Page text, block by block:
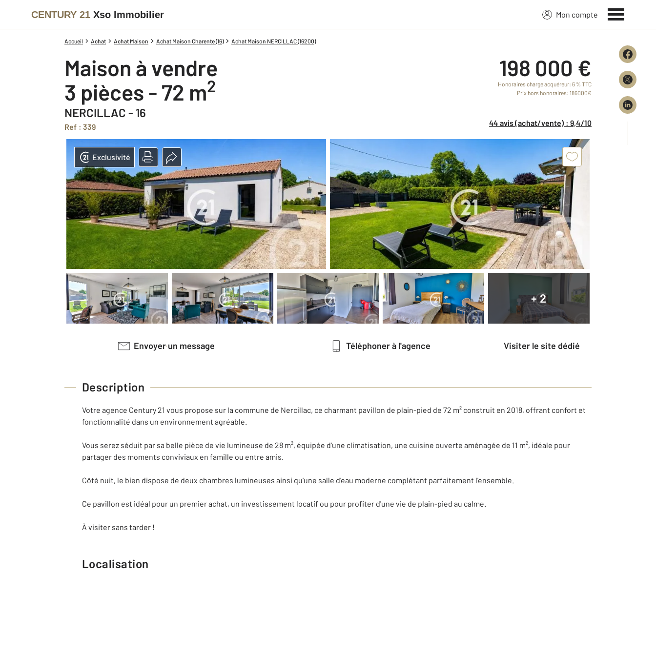
CENTURY 21 Xso Immobilier Mon compte
Accueil Achat Achat Maison Achat Maison Charente (16) Achat Maison NERCILLAC (16200)
Maison à vendre
3 pièces - 72 m2
NERCILLAC - 16
Ref : 339
198 000 €
Honoraires charge acquéreur: 6 % TTC
Prix hors honoraires: 186000€
44 avis (achat/vente) : 9,4/10
+ 2
Exclusivité
Envoyer un message Téléphoner à l'agence Visiter le site dédié
Description
Votre agence Century 21 vous propose sur la commune de Nercillac, ce charmant pavillon de plain-pied de 72 m² construit en 2018, offrant confort et
fonctionnalité dans un environnement agréable.
Vous serez séduit par sa belle pièce de vie lumineuse de 28 m², équipée d'une climatisation, une cuisine ouverte aménagée de 11 m², idéale pour
partager des moments conviviaux en famille ou entre amis.
Côté nuit, le bien dispose de deux chambres lumineuses ainsi qu'une salle d'eau moderne complétant parfaitement l'ensemble.
Ce pavillon est idéal pour un premier achat, un investissement locatif ou pour profiter d'une vie de plain-pied au calme.
À visiter sans tarder !
Localisation